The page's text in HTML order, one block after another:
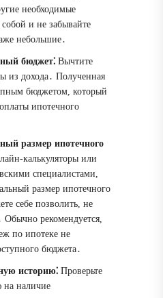
необходимые
и не забывайте
небольшие․
бюджет⁚ Вычтите
из дохода․ Полученная
бюджетом, который
ипотечного
размер ипотечного
калькуляторы или
специалистами,
размер ипотечного
себе позволить, не
Обычно рекомендуется,
по ипотеке не
бюджета․
историю⁚ Проверьте
на наличие